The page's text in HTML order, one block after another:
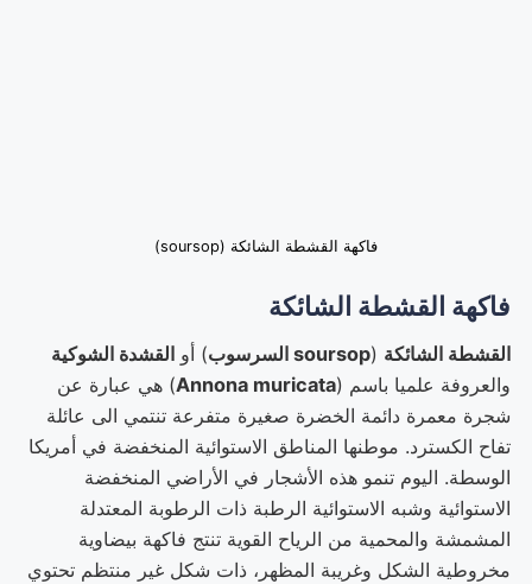
فاكهة القشطة الشائكة (soursop)
فاكهة القشطة الشائكة
القشطة الشائكة (soursop السرسوب ) أو القشدة الشوكية
والعروفة علميا باسم (Annona muricata) هي عبارة عن
شجرة معمرة دائمة الخضرة صغيرة متفرعة تنتمي الى عائلة
تفاح الكسترد. موطنها المناطق الاستوائية المنخفضة في أمريكا
الوسطة. اليوم تنمو هذه الأشجار في الأراضي المنخفضة
الاستوائية وشبه الاستوائية الرطبة ذات الرطوبة المعتدلة
المشمشة والمحمية من الرياح القوية تنتج فاكهة بيضاوية
مخروطية الشكل وغريبة المظهر، ذات شكل غير منتظم تحتوي